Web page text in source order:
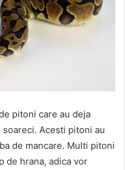
pitoni care au deja
Acesti pitoni au
de mancare. Multi pitoni
de hrana, adica vor